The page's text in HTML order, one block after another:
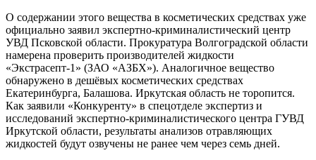
О содержании этого вещества в косметических средствах уже
официально заявил экспертно-криминалистический центр
УВД Псковской области. Прокуратура Волгоградской области
намерена проверить производителей жидкости
«Экстрасепт-1» (ЗАО «АЗБХ»). Аналогичное вещество
обнаружено в дешёвых косметических средствах
Екатеринбурга, Балашова. Иркутская область не торопится.
Как заявили «Конкуренту» в спецотделе экспертиз и
исследований экспертно-криминалистического центра ГУВД
Иркутской области, результаты анализов отравляющих
жидкостей будут озвучены не ранее чем через семь дней.